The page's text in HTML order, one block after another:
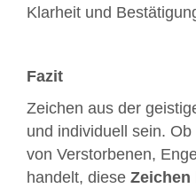
Klarheit und
Fazit
Zeichen aus der
und individuell sein.
von Verstorbenen,
handelt, diese Zeichen